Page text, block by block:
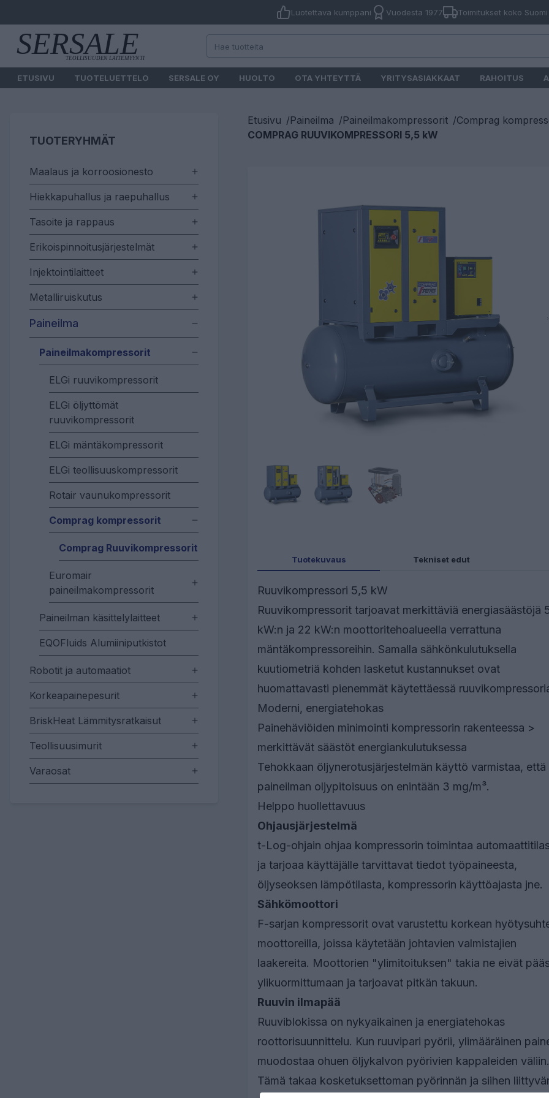
Luotettava kumppani Vuodesta 1977 Toimitukset koko Suomi
ETUSIVU TUOTELUETTELO SERSALE OY HUOLTO OTA YHTEYTTÄ YRITYSASIAKKAAT RAHOITUS
TUOTERYHMÄT
Maalaus ja korroosionesto
Hiekkapuhallus ja raepuhallus
Tasoite ja rappaus
Erikoispinnoitusjärjestelmät
Injektointilaitteet
Metalliruiskutus
Paineilma
Paineilmakompressorit
ELGi ruuvikompressorit
ELGi öljyttömät
ruuvikompressorit
ELGi mäntäkompressorit
ELGi teollisuuskompressorit
Rotair vaunukompressorit
Comprag kompressorit
Comprag Ruuvikompressorit
Euromair
paineilmakompressorit
Paineilman käsittelylaitteet
EQOFluids Alumiiniputkistot
Robotit ja automaatiot
Korkeapainepesurit
BriskHeat Lämmitysratkaisut
Teollisuusimurit
Varaosat
Etusivu /Paineilma /Paineilmakompressorit /Comprag
COMPRAG RUUVIKOMPRESSORI 5,5 kW
Tuotekuvaus Tekniset edut
Ruuvikompressori 5,5 kW
Ruuvikompressorit tarjoavat merkittäviä energiasäästöjä
kW:n ja 22 kW:n moottoritehoalueella verrattuna
mäntäkompressoreihin. Samalla sähkönkulutuksella
kuutiometriä kohden lasketut kustannukset ovat
huomattavasti pienemmät käytettäessä
Moderni, energiatehokas
Painehäviöiden minimointi kompressorin rakenteessa >
merkittävät säästöt energiankulutuksessa
Tehokkaan öljynerotusjärjestelmän käyttö varmistaa, että
paineilman oljypitoisuus on enintään 3 mg/m³.
Helppo huollettavuus
Ohjausjärjestelmä
t-Log-ohjain ohjaa kompressorin toimintaa
ja tarjoaa käyttäjälle tarvittavat tiedot työpaineesta,
öljyseoksen lämpötilasta, kompressorin käyttöajasta jne.
Sähkömoottori
F-sarjan kompressorit ovat varustettu korkean
moottoreilla, joissa käytetään johtavien valmistajien
laakereita. Moottorien "ylimitoituksen" takia ne eivät
ylikuormittumaan ja tarjoavat pitkän takuun.
Ruuvin ilmapää
Ruuviblokissa on nykyaikainen ja energiatehokas
roottorisuunnittelu. Kun ruuvipari pyörii, ylimääräinen
muodostaa ohuen öljykalvon pyörivien kappaleiden väliin.
Tämä takaa kosketuksettoman pyörinnän ja siihen